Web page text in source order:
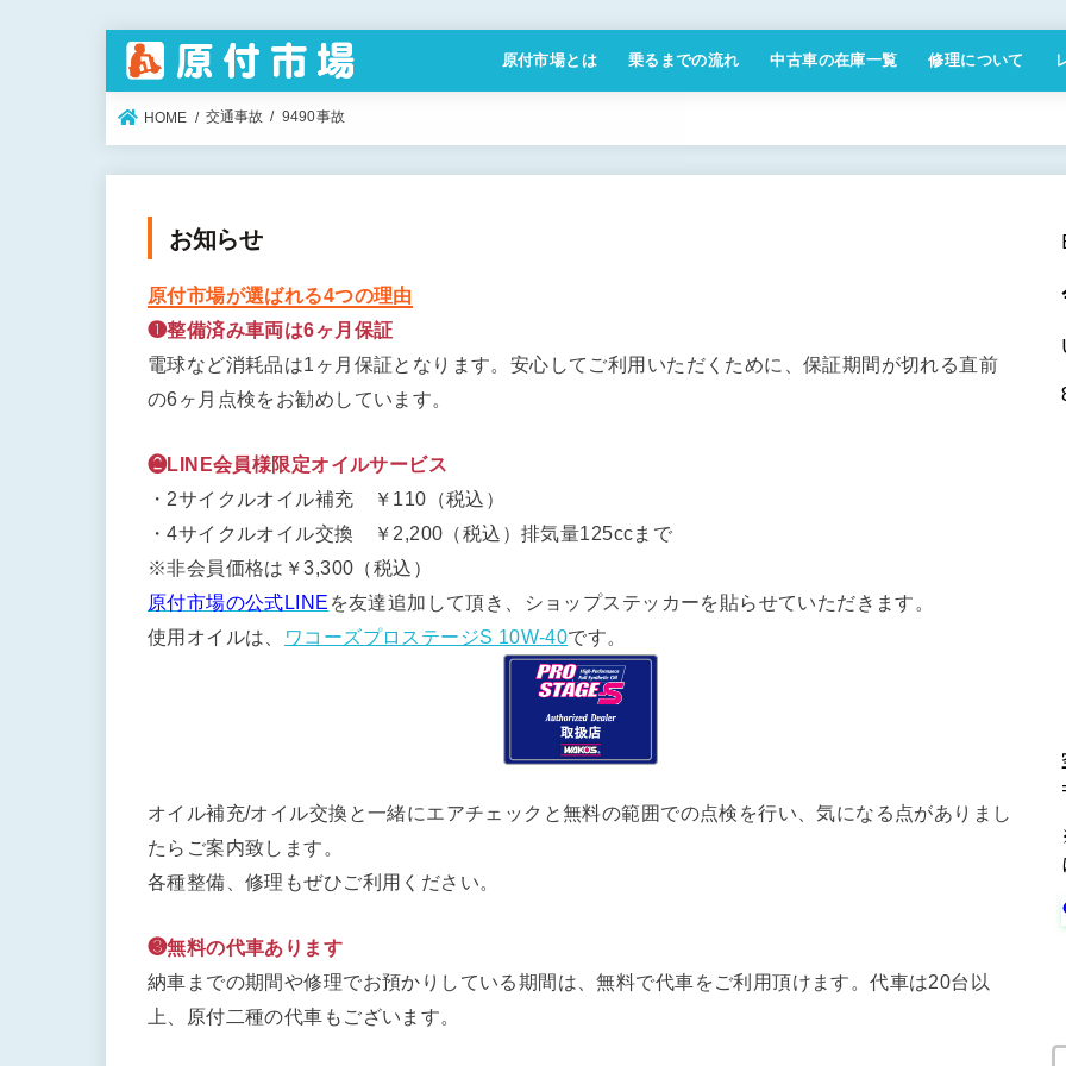
原付市場とは 乗るまでの流れ 中古車の在庫一覧 修理について
HOME 交通事故 9490事故
お知らせ
原付市場が選ばれる4つの理由
❶整備済み車両は6ヶ月保証
電球など消耗品は1ヶ月保証となります。安心してご利用いただくために、保証期間が切れる直前
の6ヶ月点検をお勧めしています。
❷LINE会員様限定オイルサービス
・2サイクルオイル補充 ￥110（税込）
・4サイクルオイル交換 ￥2,200（税込）排気量125ccまで
※非会員価格は￥3,300（税込）
原付市場の公式LINE を友達追加して頂き、ショップステッカーを貼らせていただきます。
使用オイルは、
ワコーズプロステージS 10W-40です。
オイル補充/オイル交換と一緒にエアチェックと無料の範囲での点検を行い、気になる点がありまし
たらご案内致します。
各種整備、修理もぜひご利用ください。
❸無料の代車あります
納車までの期間や修理でお預かりしている期間は、無料で代車をご利用頂けます。代車は20台以
上、原付二種の代車もございます。